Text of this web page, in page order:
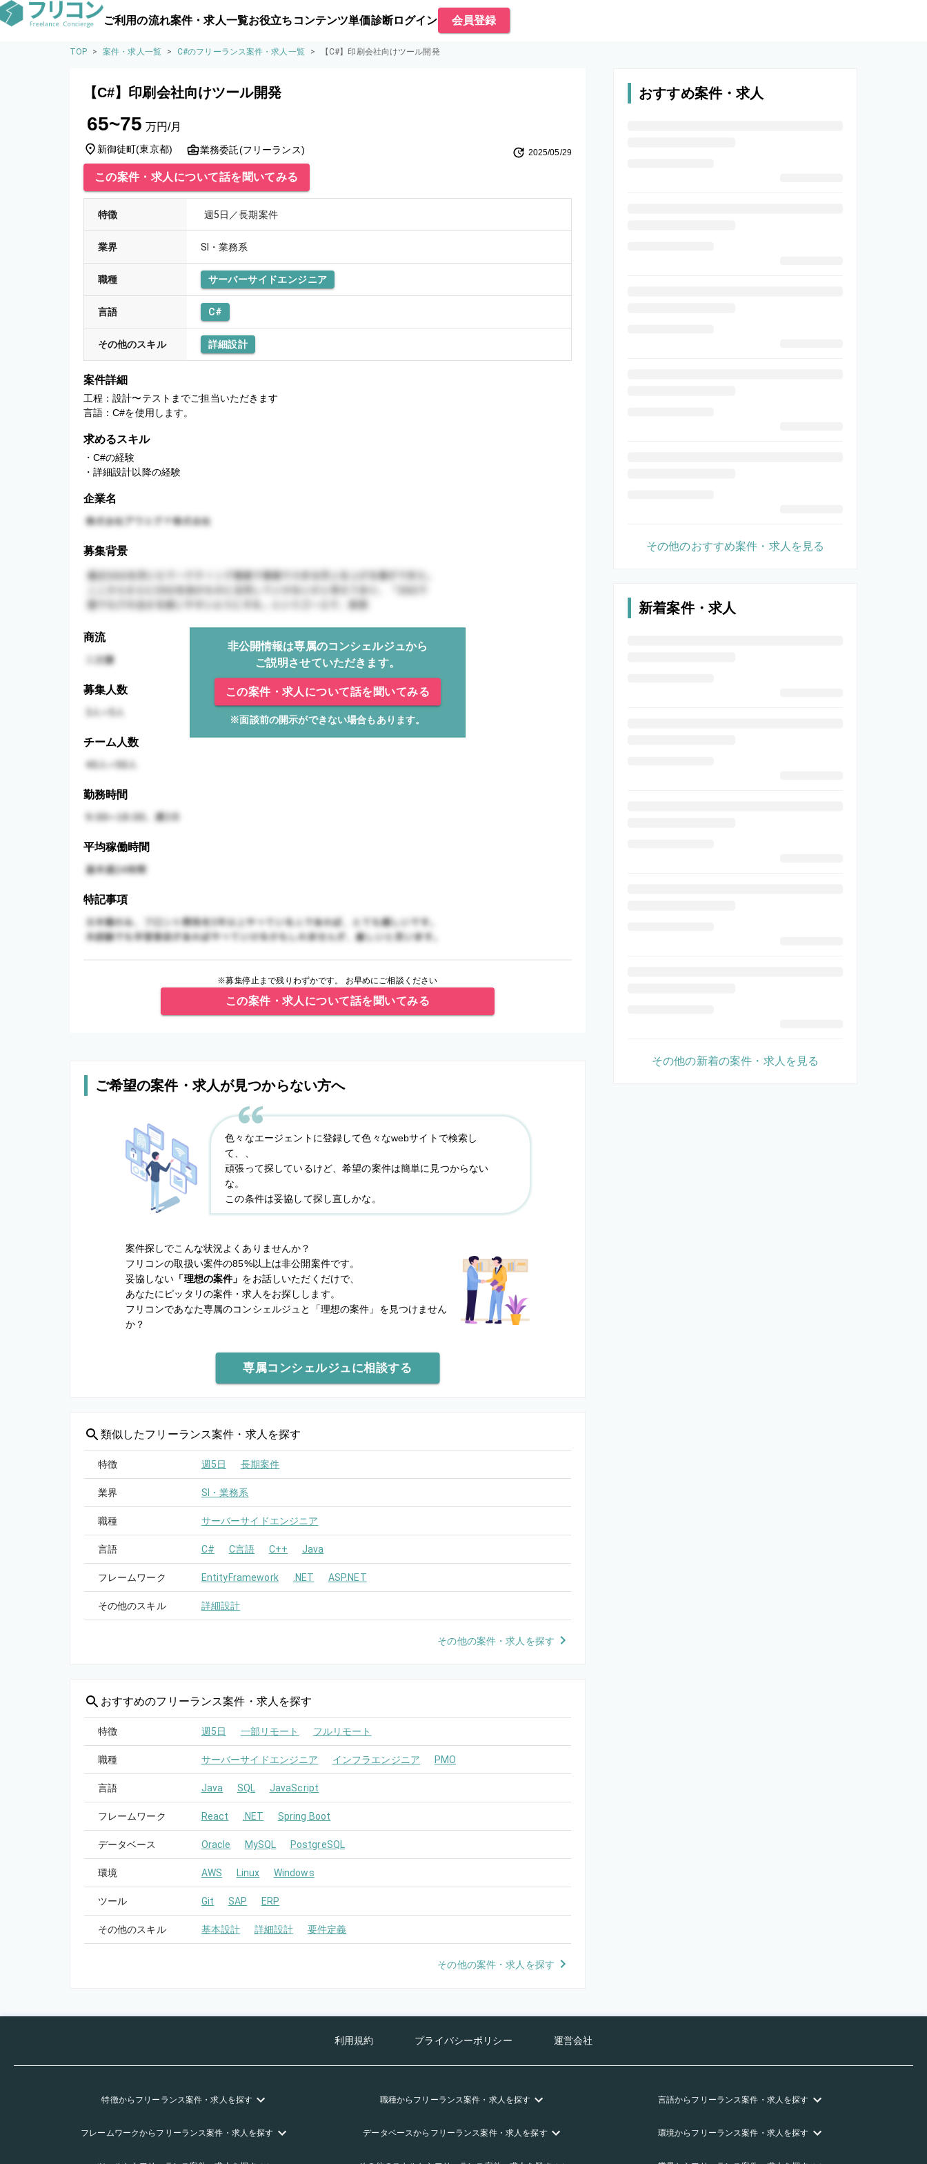
ご利用の流れ案件・求人一覧お役立ちコンテンツ単価診断ログイン 会員登録
TOP > 案件・求人一覧 > C#のフリーランス案件・求人一覧 > 【C#】印刷会社向けツール開発
【C#】印刷会社向けツール開発
65~75 万円/月
新御徒町(東京都) 業務委託(フリーランス) 2025/05/29
この案件・求人について話を聞いてみる
特徴 週5日／長期案件
業界 SI・業務系
職種 サーバーサイドエンジニア
言語 C#
その他のスキル 詳細設計
案件詳細
工程：設計〜テストまでご担当いただきます
言語：C#を使用します。
求めるスキル
・C#の経験
・詳細設計以降の経験
企業名
募集背景
商流
非公開情報は専属のコンシェルジュから
ご説明させていただきます。
この案件・求人について話を聞いてみる
※面談前の開示ができない場合もあります。
募集人数
チーム人数
勤務時間
平均稼働時間
特記事項
※募集停止まで残りわずかです。 お早めにご相談ください
この案件・求人について話を聞いてみる
ご希望の案件・求人が見つからない方へ
色々なエージェントに登録して色々なwebサイトで検索し
て、、
頑張って探しているけど、希望の案件は簡単に見つからない
な。
この条件は妥協して探し直しかな。
案件探しでこんな状況よくありませんか？
フリコンの取扱い案件の85%以上は非公開案件です。
妥協しない 「理想の案件」 をお話しいただくだけで、
あなたにピッタリの案件・求人をお探しします。
フリコンであなた専属のコンシェルジュと
「理想の案件」を見つけません
か？
専属コンシェルジュに相談する
類似したフリーランス案件・求人を探す
特徴 週5日 長期案件
業界 SI・業務系
職種 サーバーサイドエンジニア
言語 C# C言語 C++ Java
フレームワーク EntityFramework .NET ASP.NET
その他のスキル 詳細設計
その他の案件・求人を探す
おすすめのフリーランス案件・求人を探す
特徴 週5日 一部リモート フルリモート
職種 サーバーサイドエンジニア インフラエンジニア PMO
言語 Java SQL JavaScript
フレームワーク React .NET Spring Boot
データベース Oracle MySQL PostgreSQL
環境 AWS Linux Windows
ツール Git SAP ERP
その他のスキル 基本設計 詳細設計 要件定義
その他の案件・求人を探す
おすすめ案件・求人
その他のおすすめ案件・求人を見る
新着案件・求人
その他の新着の案件・求人を見る
利用規約 プライバシーポリシー 運営会社
特徴からフリーランス案件・求人を探す 職種からフリーランス案件・求人を探す 言語からフリーランス案件・求人を探す
フレームワークからフリーランス案件・求人を探す データベースからフリーランス案件・求人を探す 環境からフリーランス案件・求人を探す